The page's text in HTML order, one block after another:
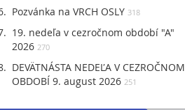
Pozvánka na VRCH OSLY 318
19. nedeľa v cezročnom období "A"
2026 270
DEVÄTNÁSTA NEDEĽA V CEZROČNOM
OBDOBÍ 9. august 2026 251